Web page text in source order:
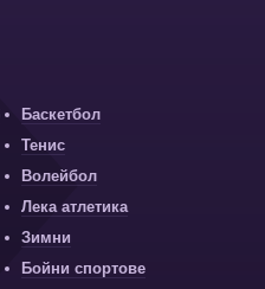
Баскетбол
Тенис
Волейбол
Лека атлетика
Зимни
Бойни спортове